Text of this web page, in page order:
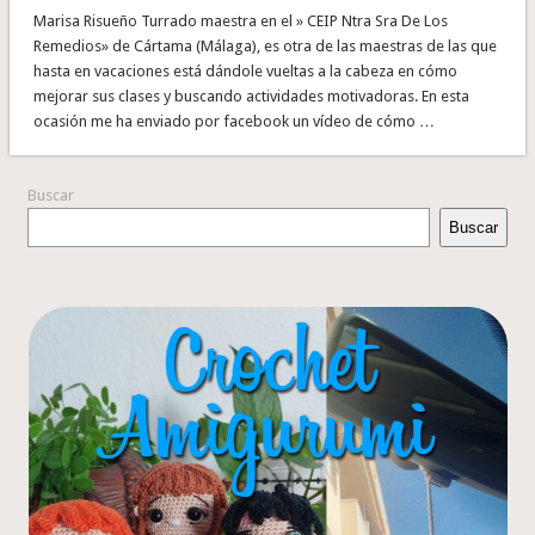
Marisa Risueño Turrado maestra en el » CEIP Ntra Sra De Los
Remedios» de Cártama (Málaga), es otra de las maestras de las que
hasta en vacaciones está dándole vueltas a la cabeza en cómo
mejorar sus clases y buscando actividades motivadoras. En esta
ocasión me ha enviado por facebook un vídeo de cómo …
Buscar
Buscar